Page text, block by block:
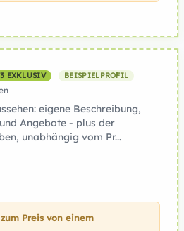
EXKLUSIV BEISPIELPROFIL
eigene Beschreibung,
Angebote - plus der
unabhängig vom Pr...
Preis von einem